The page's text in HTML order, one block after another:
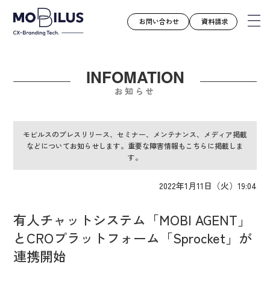
モビルスとは
導入事例
ユースケース
お知らせ
お役立ち資料
会社案内
採用情報
お問い合わせ 資料請求
INFOMATION
お知らせ
モビルスのプレスリリース、セミナー、メンテナンス、メディア掲載
などについてお知らせします。重要な障害情報もこちらに掲載しま
す。
2022年1月11日（火）19:04
有人チャットシステム「MOBI AGENT」
とCROプラットフォーム「Sprocket」が
連携開始